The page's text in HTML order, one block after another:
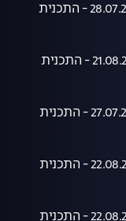
שיחת היום 28.07.26 - התכנית
שיחת היום 21.08.23 - התכנית
שיחת היום 27.07.26 - התכנית
שיחת היום 22.08.23 - התכנית
שיחת היום 22.08.23 - התכנית